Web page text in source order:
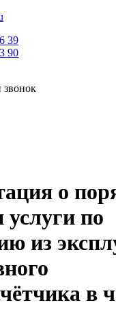
39
90
звонок
о
услуги по
из
в